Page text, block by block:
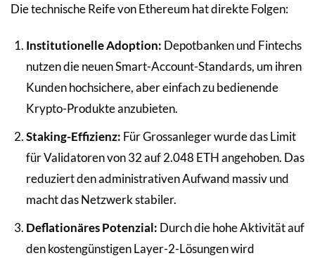
Die technische Reife von Ethereum hat direkte Folgen:
Institutionelle Adoption: Depotbanken und Fintechs
nutzen die neuen Smart-Account-Standards, um ihren
Kunden hochsichere, aber einfach zu bedienende
Krypto-Produkte anzubieten.
Staking-Effizienz: Für Grossanleger wurde das Limit
für Validatoren von 32 auf 2.048 ETH angehoben. Das
reduziert den administrativen Aufwand massiv und
macht das Netzwerk stabiler.
Deflationäres Potenzial: Durch die hohe Aktivität auf
den kostengünstigen Layer-2-Lösungen wird